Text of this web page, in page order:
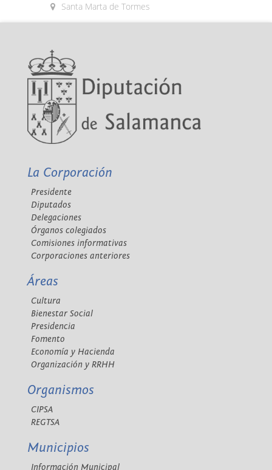
Santa Marta de Tormes
La Corporación
Presidente
Diputados
Delegaciones
Órganos colegiados
Comisiones informativas
Corporaciones anteriores
Áreas
Cultura
Bienestar Social
Presidencia
Fomento
Economía y Hacienda
Organización y RRHH
Organismos
CIPSA
REGTSA
Municipios
Información Municipal